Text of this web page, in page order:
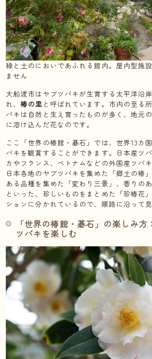
緑と土のにおいであふれる館内。屋内型施
ません
大船渡市はヤブツバキが生育する太平洋沿
れ、椿の里 と呼ばれています。市内の至る
バキは自然と生え育ったものが多く、地元
に溶け込んだ花なのです。
ここ「世界の椿館・碁石」では、世界13カ
バキを観賞することができます。日本産ツ
カやフランス、ベトナムなどの外国産ツバ
日本各地のヤブツバキを集めた「郷土の椿
ある品種を集めた「変わり三景」、香りの
といった、珍しいものをまとめた「珍椿花
ションに分かれているので、順路に沿って
「世界の椿館・碁石」の楽しみ
ツバキを楽しむ